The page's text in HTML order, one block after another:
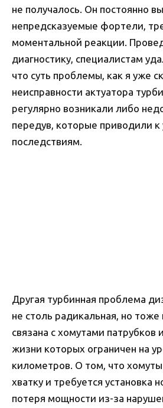
не получалось. Он постоянно
непредсказуемые фортели,
моментальной реакции.
диагностику, специалистам
что суть проблемы, как я уже
неисправности актуатора
регулярно возникали либо
передув, которые приводили к
последствиям.
Другая турбинная проблема
не столь радикальная, но тоже
связана с хомутами патрубков
жизни которых ограничен на
километров. О том, что
хватку и требуется установка
потеря мощности из-за